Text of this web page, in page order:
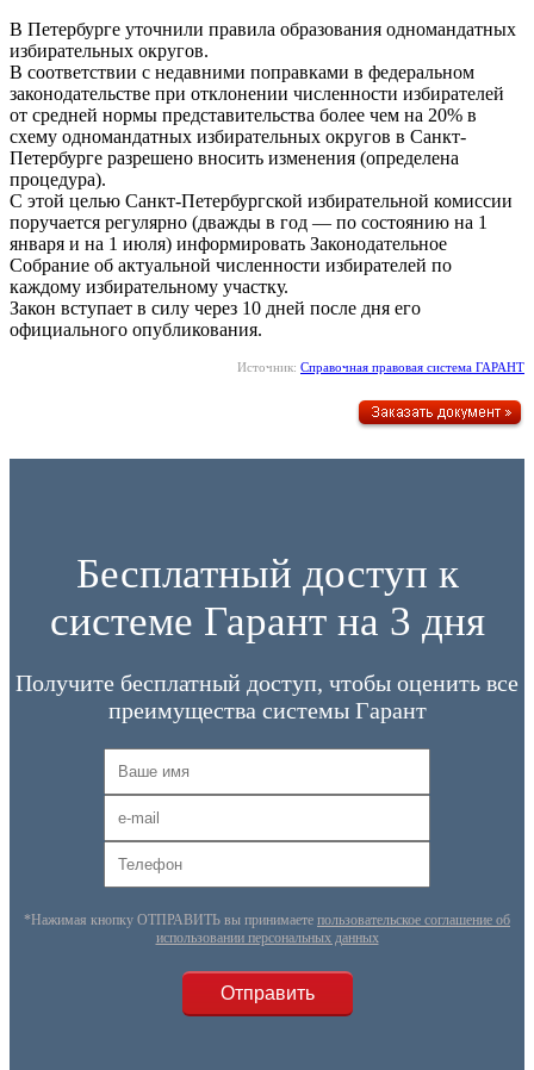
В Петербурге уточнили правила образования одномандатных
избирательных округов.
В соответствии с недавними поправками в федеральном
законодательстве при отклонении численности избирателей
от средней нормы представительства более чем на 20% в
схему одномандатных избирательных округов в Санкт-
Петербурге разрешено вносить изменения (определена
процедура).
С этой целью Санкт-Петербургской избирательной комиссии
поручается регулярно (дважды в год — по состоянию на 1
января и на 1 июля) информировать Законодательное
Собрание об актуальной численности избирателей по
каждому избирательному участку.
Закон вступает в силу через 10 дней после дня его
официального опубликования.
Источник: Справочная правовая система ГАРАНТ
Бесплатный доступ к
системе Гарант на 3 дня
Получите бесплатный доступ, чтобы оценить все
преимущества системы Гарант
*Нажимая кнопку ОТПРАВИТЬ вы принимаете пользовательское соглашение об
использовании персональных данных